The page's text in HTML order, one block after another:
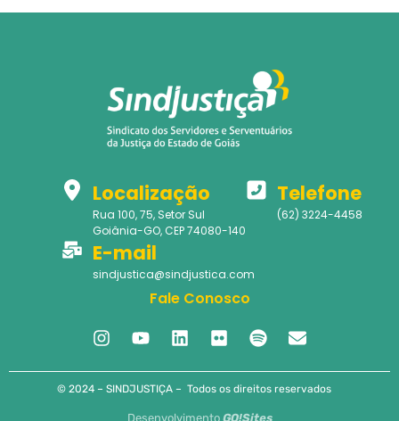
Localização
Rua 100, 75, Setor Sul
Goiânia-GO, CEP 74080-140
Telefone
(62) 3224-4458
E-mail
sindjustica@sindjustica.com
Fale Conosco
© 2024 – SINDJUSTIÇA – Todos os direitos reservados
Desenvolvimento GO!Sites